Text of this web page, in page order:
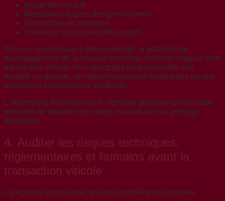
Image de marque
Réputation auprès des prescripteurs
Distinctions et notations
Présence sur les marchés export
Pour un investisseur à forte notoriété, le potentiel de
développement de la marque constitue un levier majeur. Une
transaction viticole bien structurée peut permettre une
montée en gamme, un repositionnement stratégique ou une
expansion internationale maîtrisée.
L’objectif est d’identifier si le vignoble possède un véritable
potentiel de création de valeur, au-delà de son prestige
historique.
4. Auditer les risques techniques,
réglementaires et humains avant la
transaction viticole
L’exigence impose une analyse complète des risques.